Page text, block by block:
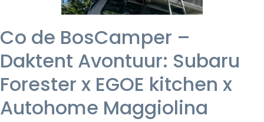
Co de BosCamper –
Daktent Avontuur: Subaru
Forester x EGOE kitchen x
Autohome Maggiolina